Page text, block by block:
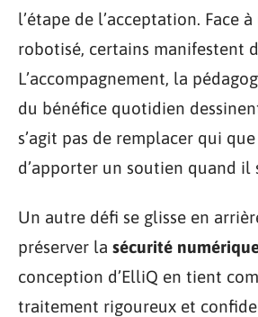
l’étape de l’acceptation. Face
robotisé, certains manifestent
L’accompagnement, la
du bénéfice quotidien
s’agit pas de remplacer qui
d’apporter un soutien quand il
Un autre défi se glisse en
préserver la sécurité
conception d’ElliQ en tient
traitement rigoureux et